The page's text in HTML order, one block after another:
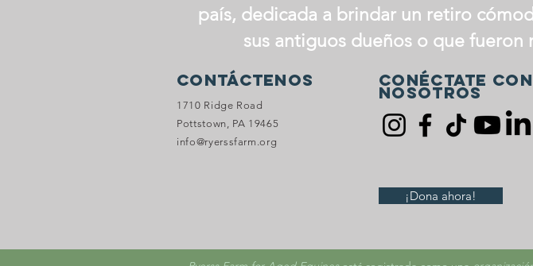
país, dedicada a brindar un retiro
sus antiguos dueños o que fueron
Contáctenos
1710 Ridge Road
Pottstown, PA 19465
info@ryerssfarm.org
Conéctate con
nosotros
¡Dona ahora!